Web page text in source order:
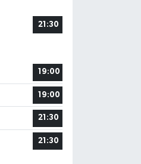
21:30
19:00
19:00
21:30
21:30